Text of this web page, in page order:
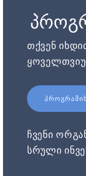
თქვენ
ჩვენი
სრული